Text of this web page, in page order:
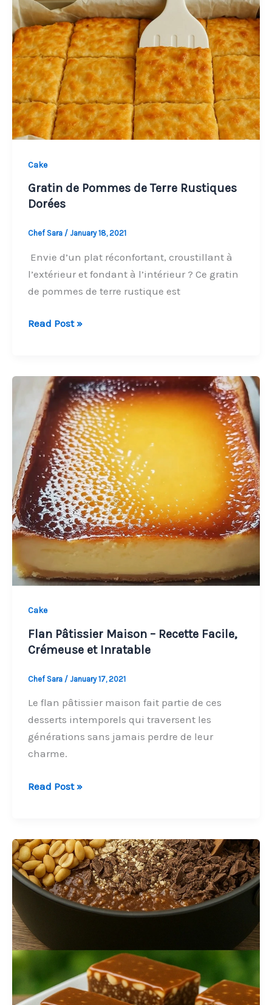
Cake
Gratin de Pommes de Terre Rustiques
Dorées
Chef Sara / January 18, 2021
Envie d’un plat réconfortant, croustillant à
l’extérieur et fondant à l’intérieur ? Ce gratin
de pommes de terre rustique est
Gratin
de
Terre
Rustiques
Dorées
Read Post »
Cake
Flan Pâtissier Maison – Recette Facile,
Crémeuse et Inratable
Chef Sara / January 17, 2021
Le flan pâtissier maison fait partie de ces
desserts intemporels qui traversent les
générations sans jamais perdre de leur
charme.
Flan
–
Recette
Facile,
Crémeuse
Read Post »